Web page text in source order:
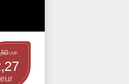
UVP
eur